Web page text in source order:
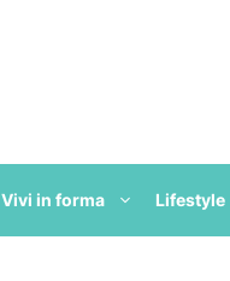
Vivi in forma Lifestyle